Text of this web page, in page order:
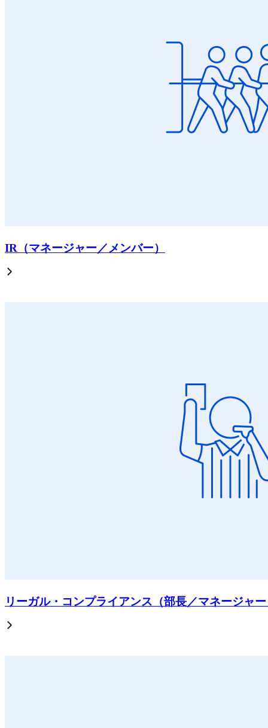
IR（マネージャー／メンバー）
リーガル・コンプライアンス（部長／マネージャ